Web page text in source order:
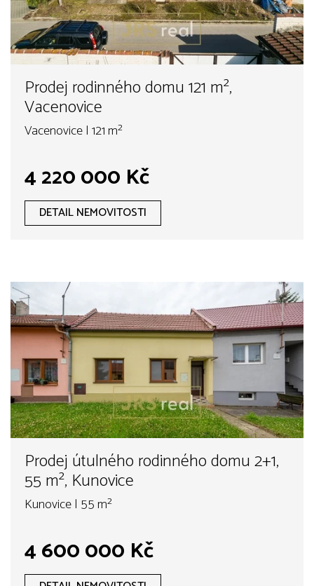
Prodej rodinného domu 121 m²,
Vacenovice
Vacenovice | 121 m²
4 220 000 Kč
DETAIL NEMOVITOSTI
Prodej útulného rodinného domu 2+1,
55 m², Kunovice
Kunovice | 55 m²
4 600 000 Kč